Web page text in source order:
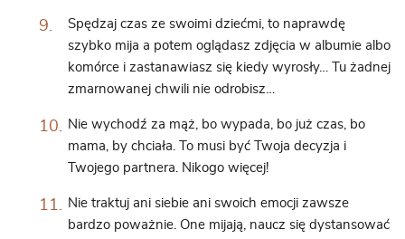
Spędzaj czas ze swoimi dziećmi, to naprawdę
szybko mija a potem oglądasz zdjęcia w albumie albo
komórce i zastanawiasz się kiedy wyrosły… Tu żadnej
zmarnowanej chwili nie odrobisz…
Nie wychodź za mąż, bo wypada, bo już czas, bo
mama, by chciała. To musi być Twoja decyzja i
Twojego partnera. Nikogo więcej!
Nie traktuj ani siebie ani swoich emocji zawsze
bardzo poważnie. One mijają, naucz się dystansować